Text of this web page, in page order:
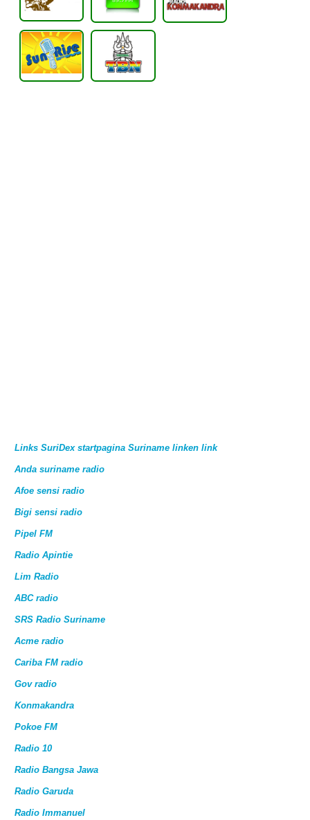
Links SuriDex startpagina Suriname linken link
Anda suriname radio
Afoe sensi radio
Bigi sensi radio
Pipel FM
Radio Apintie
Lim Radio
ABC radio
SRS Radio Suriname
Acme radio
Cariba FM radio
Gov radio
Konmakandra
Pokoe FM
Radio 10
Radio Bangsa Jawa
Radio Garuda
Radio Immanuel